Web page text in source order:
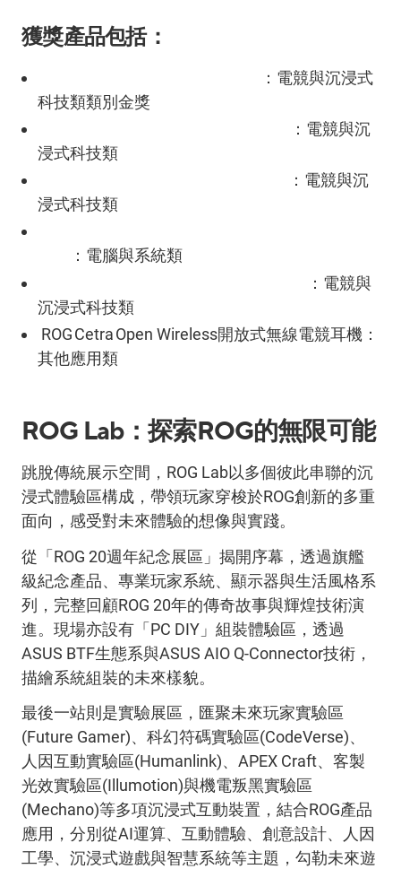
獲獎產品包括：
：電競與沉浸式
科技類類別金獎
：電競與沉
浸式科技類
：電競與沉
浸式科技類
：電腦與系統類
：電競與
沉浸式科技類
ROG Cetra Open Wireless開放式無線電競耳機：
其他應用類
ROG Lab：探索ROG的無限可能
跳脫傳統展示空間， ROG Lab以多個彼此串聯的沉
浸式體驗區構成，帶領玩家穿梭於ROG創新的多重
面向，感受對未來體驗的想像與實踐。
從「ROG 20週年紀念展區」揭開序幕，透過旗艦
級紀念產品、專業玩家系統、顯示器與生活風格系
列，完整回顧ROG 20年的傳奇故事與輝煌技術演
進。現場亦設有「PC DIY 」組裝體驗區，透過
ASUS BTF生態系與ASUS AIO Q-Connector技術，
描繪系統組裝的未來樣貌。
最後一站則是實驗展區，匯聚未來玩家實驗區
(Future Gamer)、科幻符碼實驗區(CodeVerse)、
人因互動實驗區(Humanlink)、 APEX Craft、客製
光效實驗區(Illumotion)與機電叛黑實驗區
(Mechano)等多項沉浸式互動裝置，結合ROG產品
應用，分別從AI運算、互動體驗、創意設計、人因
工學、沉浸式遊戲與智慧系統等主題，勾勒未來遊